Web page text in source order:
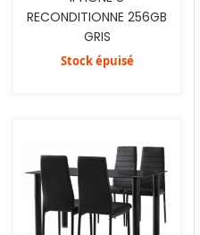
RECONDITIONNE 256GB
GRIS
Stock épuisé